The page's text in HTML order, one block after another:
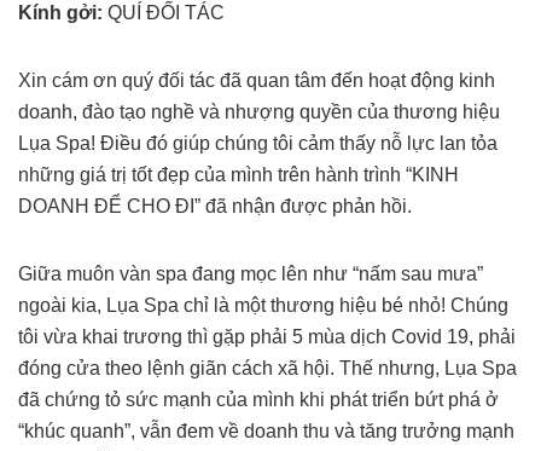
Kính gởi: QUÍ ĐỐI TÁC
Xin cám ơn quý đối tác đã quan tâm đến hoạt động kinh
doanh, đào tạo nghề và nhượng quyền của thương hiệu
Lụa Spa! Điều đó giúp chúng tôi cảm thấy nỗ lực lan tỏa
những giá trị tốt đẹp của mình trên hành trình “KINH
DOANH ĐỂ CHO ĐI” đã nhận được phản hồi.
Giữa muôn vàn spa đang mọc lên như “nấm sau mưa”
ngoài kia, Lụa Spa chỉ là một thương hiệu bé nhỏ! Chúng
tôi vừa khai trương thì gặp phải 5 mùa dịch Covid 19, phải
đóng cửa theo lệnh giãn cách xã hội. Thế nhưng, Lụa Spa
đã chứng tỏ sức mạnh của mình khi phát triển bứt phá ở
“khúc quanh”, vẫn đem về doanh thu và tăng trưởng mạnh